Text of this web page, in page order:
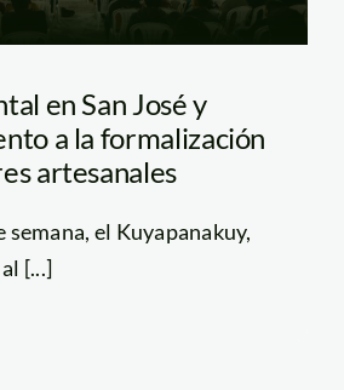
en San José y
a la formalización
artesanales
semana, el Kuyapanakuy,
[...]